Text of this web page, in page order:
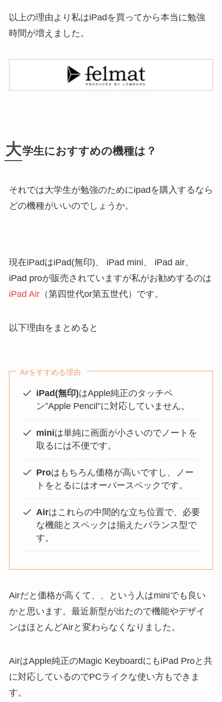
以上の理由より私はiPadを買ってから本当に勉強
時間が増えました。
大学生におすすめの機種は？
それでは大学生が勉強のためにipadを購入するなら
どの機種がいいのでしょうか。
現在iPadはiPad(無印)、 iPad mini、 iPad air、
iPad proが販売されていますが私がお勧めするのは
iPad Air（第四世代or第五世代）です。
以下理由をまとめると
Airをすすめる理由
iPad(無印)はApple純正のタッチペ
ン”Apple Pencil”に対応していません。
miniは単純に画面が小さいのでノートを
取るには不便です。
Proはもちろん価格が高いですし、ノー
トをとるにはオーバースペックです。
Airはこれらの中間的な立ち位置で、必要
な機能とスペックは揃えたバランス型で
す。
Airだと価格が高くて、、という人はminiでも良い
かと思います。最近新型が出たので機能やデザイ
ンはほとんどAirと変わらなくなりました。
AirはApple純正のMagic KeyboardにもiPad Proと共
に対応しているのでPCライクな使い方もできま
す。